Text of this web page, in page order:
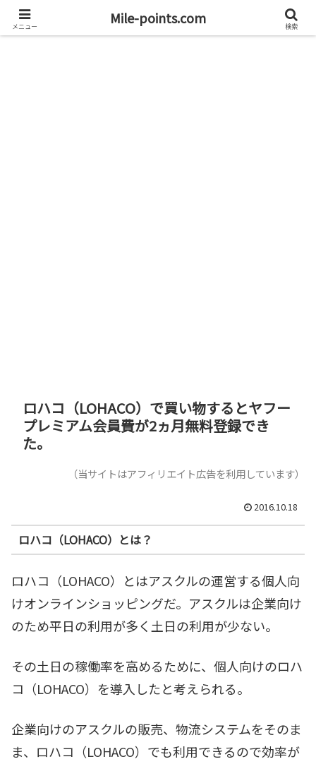
資産1億円を目指すブログと旅
ロハコ（LOHACO）で買い物するとヤフー
プレミアム会員費が2ヵ月無料登録でき
た。
（当サイトはアフィリエイト広告を利用しています）
2016.10.18
ロハコ（LOHACO）とは？
ロハコ（LOHACO）とはアスクルの運営する個人向
けオンラインショッピングだ。アスクルは企業向け
のため平日の利用が多く土日の利用が少ない。
その土日の稼働率を高めるために、個人向けのロハ
コ（LOHACO）を導入したと考えられる。
企業向けのアスクルの販売、物流システムをそのま
ま、ロハコ（LOHACO）でも利用できるので効率が
メニュー Mile-points.com 検索